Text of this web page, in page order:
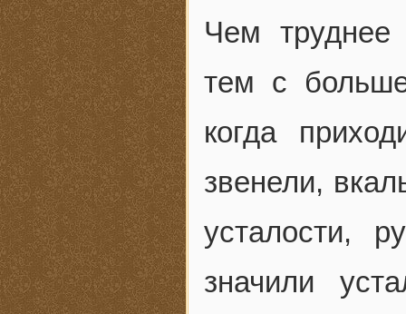
Чем труднее
тем с
когда
звенели,
усталости,
значили